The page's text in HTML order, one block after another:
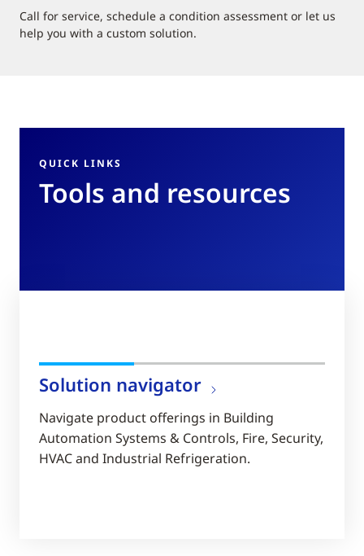
Call for service, schedule a condition assessment or let us
help you with a custom solution.
QUICK LINKS
Tools and resources
Solution navigator
Navigate product offerings in Building
Automation Systems & Controls, Fire, Security,
HVAC and Industrial Refrigeration.